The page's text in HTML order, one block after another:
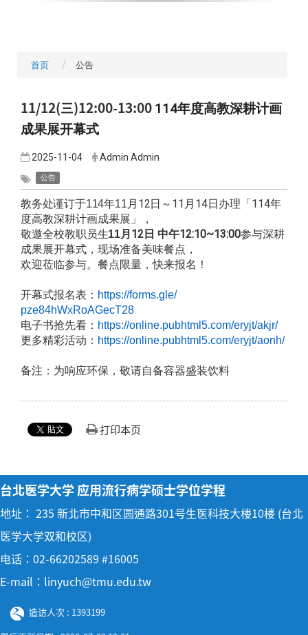
首页 公告
11/12(三)12:00-13:00 114年度高教深耕计画
成果展开幕式
2025-11-04 Admin Admin
公告
教务处谨订于114年11月12日～11月14日办理「114年
度高教深耕计画成果展」，
敬邀全校教职员生11月12 日 中午12:10~13:00参与深耕
成果展开幕式， 现场准备美味餐点 ，
欢迎莅临参与。餐点限量，快来报名！
开幕式报名表： https://forms.gle/
pze84hWxRoAGecT28
电子书抢先看： https://online.pubhtml5.com/eryjt/akjr/
更多精彩活动： https://online.pubhtml5.com/eryjt/aonh/
备注：为响应环保，敬请自备容器盛装饮料
打印本页
台北医学大学 应用流行病学硕士学位学程
地址： 235 新北市中和区圆通路301号生医科技大楼10楼 (台北
医学大学双和校区)
电话：02-66202589 #16005
E-mail：linyuch@tmu.edu.tw
造访人次 : 1393199